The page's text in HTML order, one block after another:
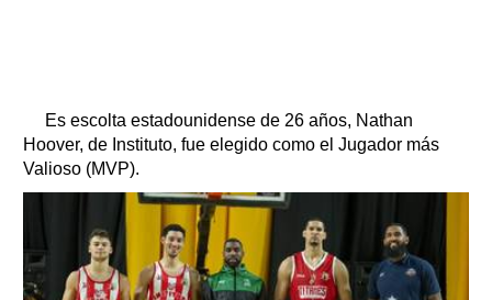
Es escolta estadounidense de 26 años, Nathan
Hoover, de Instituto, fue elegido como el Jugador más
Valioso (MVP).